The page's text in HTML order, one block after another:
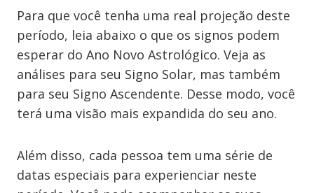
Para que você tenha uma real projeção deste
período, leia abaixo o que os signos podem
esperar do Ano Novo Astrológico. Veja as
análises para seu Signo Solar, mas também
para seu Signo Ascendente. Desse modo, você
terá uma visão mais expandida do seu ano.
Além disso, cada pessoa tem uma série de
datas especiais para experienciar neste